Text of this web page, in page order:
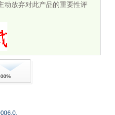
动放弃对此产品的重要性评